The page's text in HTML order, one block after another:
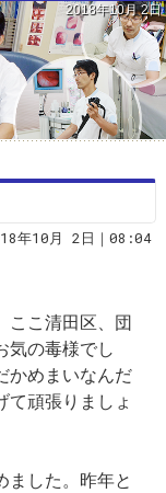
2018年10月 2日
年10月 2日｜08:04
ここ清田区、団
気の毒様でし
かめまいなんだ
て頑張りましょ
ました。昨年と